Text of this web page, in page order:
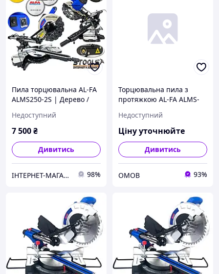
Пила торцювальна AL-FA
ALMS250-2S | Дерево /
Недоступний
7 500₴
Дивитись
ІНТЕРНЕТ-МАГАЗИН STOOLS.COM.UA 98%
Торцювальна пила з
протяжкою AL-FA ALMS-
Недоступний
Ціну уточнюйте
Дивитись
ОМОВ 93%